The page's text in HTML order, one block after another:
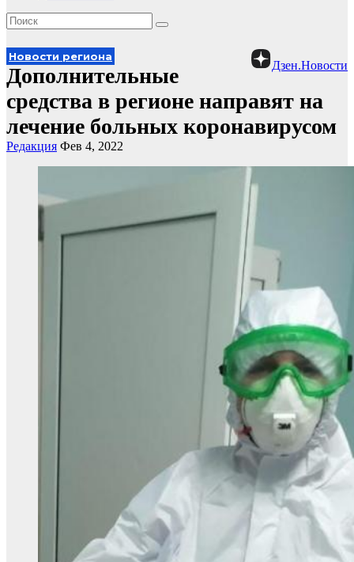
Дзен.Новости
Новости региона
Дополнительные
средства в регионе направят на
лечение больных коронавирусом
Редакция Фев 4, 2022